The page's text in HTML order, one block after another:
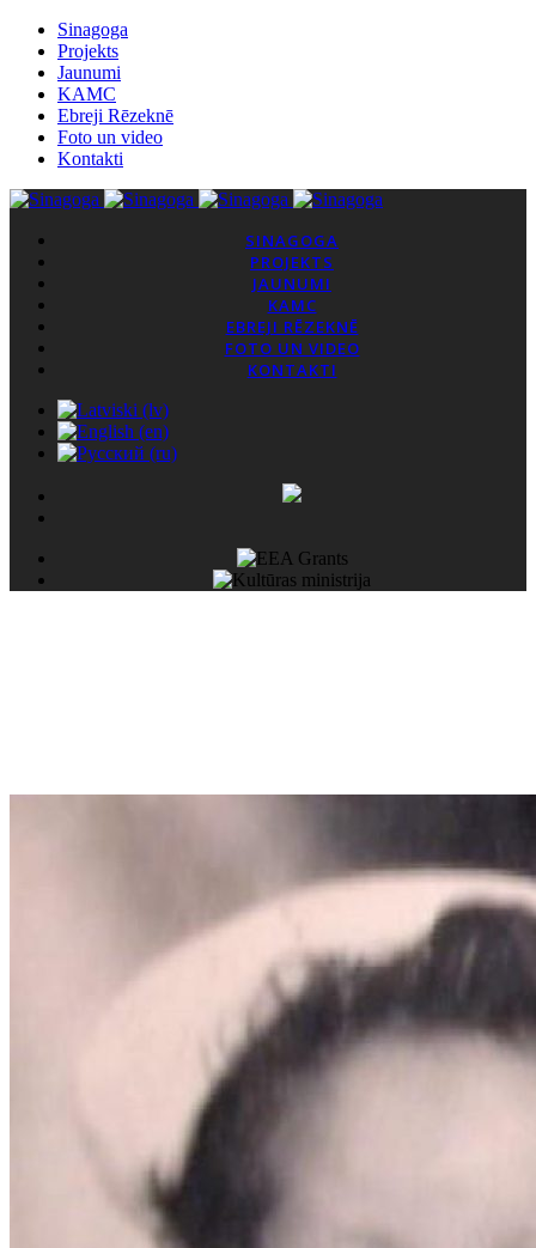
Sinagoga
Projekts
Jaunumi
KAMC
Ebreji Rēzeknē
Foto un video
Kontakti
SINAGOGA
PROJEKTS
JAUNUMI
KAMC
EBREJI RĒZEKNĒ
FOTO UN VIDEO
KONTAKTI